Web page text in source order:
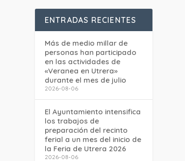
ENTRADAS RECIENTES
Más de medio millar de
personas han participado
en las actividades de
«Veranea en Utrera»
durante el mes de julio
2026-08-06
El Ayuntamiento intensifica
los trabajos de
preparación del recinto
ferial a un mes del inicio de
la Feria de Utrera 2026
2026-08-06